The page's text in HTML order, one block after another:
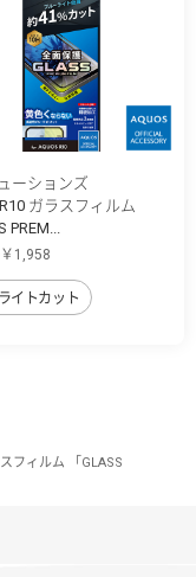
ーションズ
ガラスフィルム
PREM...
1,958
イトカット
フィルム 「GLASS